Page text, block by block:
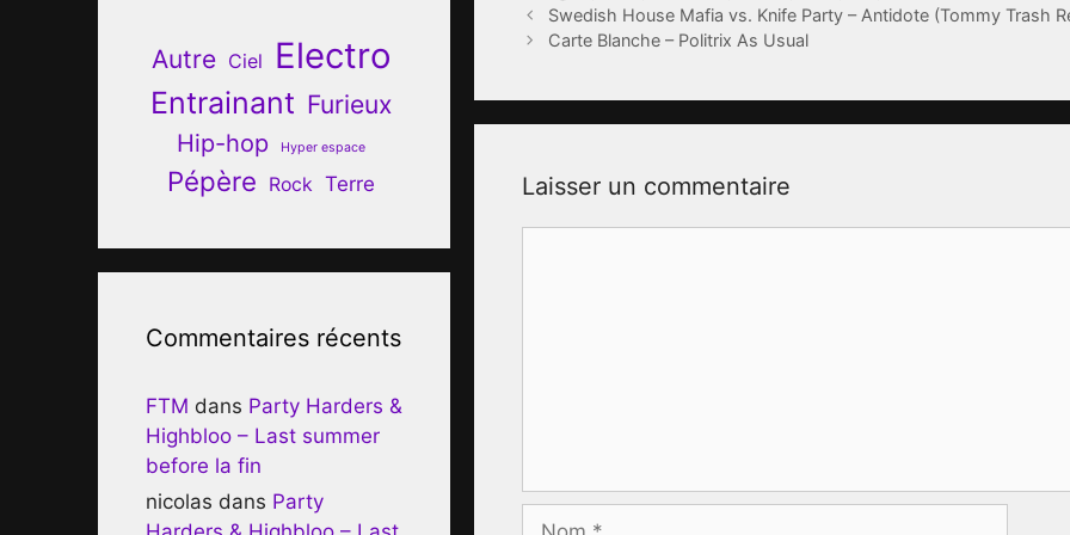
Swedish House Mafia vs. Knife Party – Antidote (Tommy Trash
Carte Blanche – Politrix As Usual
Laisser un commentaire
Autre Ciel Electro
Entrainant Furieux
Hip-hop Hyper espace
Pépère Rock Terre
Commentaires récents
FTM dans Party Harders &
Highbloo – Last summer
before la fin
nicolas dans Party